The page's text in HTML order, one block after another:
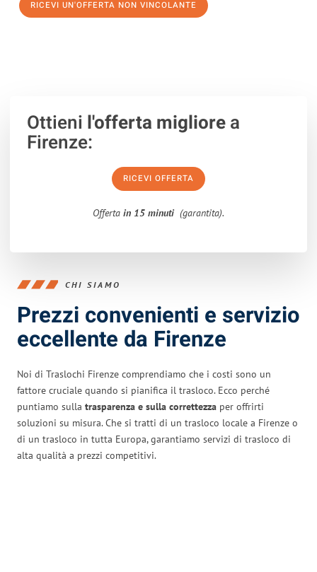
RICEVI UN'OFFERTA NON VINCOLANTE
Ottieni l'offerta migliorea
Firenze:
RICEVI OFFERTA
Offerta in 15 minuti (garantita).
CHI SIAMO
Prezzi convenienti e servizio
eccellente da Firenze
Noi di Traslochi Firenze comprendiamo che i costi sono un
fattore cruciale quando si pianifica il trasloco. Ecco perché
puntiamo sulla trasparenza e sulla correttezza per offrirti
soluzioni su misura. Che si tratti di un trasloco locale a Firenze o
di un trasloco in tutta Europa, garantiamo servizi di trasloco di
alta qualità a prezzi competitivi.